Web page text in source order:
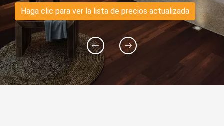
Haga clic para ver la lista de precios actualizada